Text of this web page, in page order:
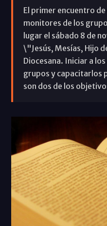
El primer encuentro
monitores de los
lugar el sábado 8 de
\"Jesús, Mesías, Hijo
Diocesana. Iniciar a
grupos y capacitarlos
son dos de los